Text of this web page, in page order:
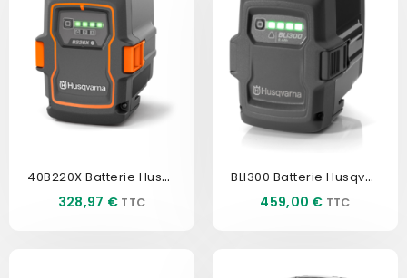
40B220X Batterie Husqvarna
Prix
328,97 €
BLI300 Batterie Husqvarna
Prix
459,00 €